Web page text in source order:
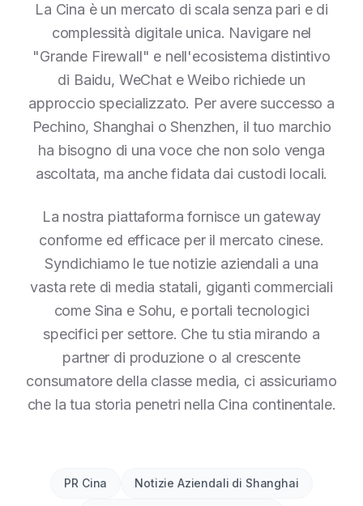
La Cina è un mercato di scala senza pari e di
complessità digitale unica. Navigare nel
"Grande Firewall" e nell'ecosistema distintivo
di Baidu, WeChat e Weibo richiede un
approccio specializzato. Per avere successo a
Pechino, Shanghai o Shenzhen, il tuo marchio
ha bisogno di una voce che non solo venga
ascoltata, ma anche fidata dai custodi locali.
La nostra piattaforma fornisce un gateway
conforme ed efficace per il mercato cinese.
Syndichiamo le tue notizie aziendali a una
vasta rete di media statali, giganti commerciali
come Sina e Sohu, e portali tecnologici
specifici per settore. Che tu stia mirando a
partner di produzione o al crescente
consumatore della classe media, ci assicuriamo
che la tua storia penetri nella Cina continentale.
PR Cina Notizie Aziendali di Shanghai